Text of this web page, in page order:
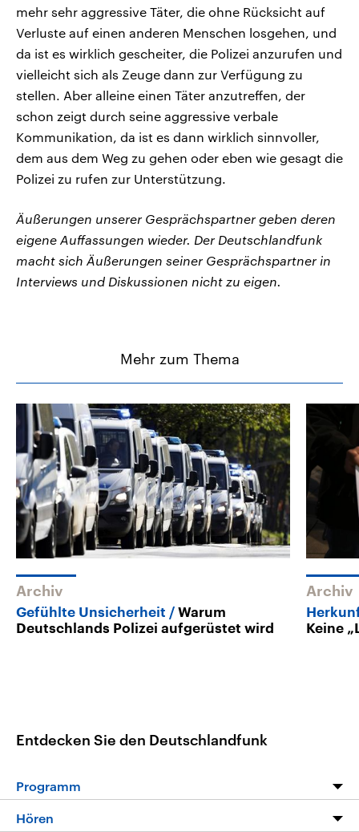
mehr sehr aggressive Täter, die ohne Rücksicht auf
Verluste auf einen anderen Menschen losgehen, und
da ist es wirklich gescheiter, die Polizei anzurufen und
vielleicht sich als Zeuge dann zur Verfügung zu
stellen. Aber alleine einen Täter anzutreffen, der
schon zeigt durch seine aggressive verbale
Kommunikation, da ist es dann wirklich sinnvoller,
dem aus dem Weg zu gehen oder eben wie gesagt die
Polizei zu rufen zur Unterstützung.
Äußerungen unserer Gesprächspartner geben deren
eigene Auffassungen wieder. Der Deutschlandfunk
macht sich Äußerungen seiner Gesprächspartner in
Interviews und Diskussionen nicht zu eigen.
Mehr zum Thema
Archiv
Gefühlte Unsicherheit
Warum
Deutschlands Polizei aufgerüstet wird
Archiv
Keine
Entdecken Sie den Deutschlandfunk
Programm
Programm
Hören